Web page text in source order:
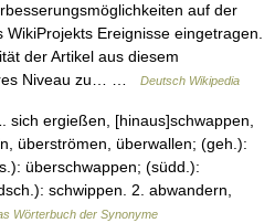
auf der
Ereignisse eingetragen.
der Artikel aus diesem
Niveau zu… …
Deutsch Wikipedia
sich ergießen, [hinaus]schwappen,
überströmen, überwallen; (geh.):
überschwappen; (südd.):
schwippen. 2. abwandern,
Wörterbuch der Synonyme